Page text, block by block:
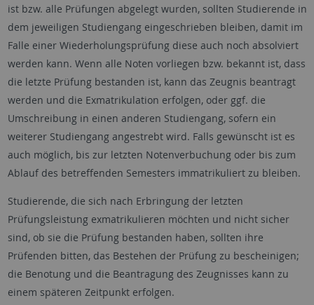
ist bzw. alle Prüfungen abgelegt wurden, sollten Studierende in
dem jeweiligen Studiengang eingeschrieben bleiben, damit im
Falle einer Wiederholungsprüfung diese auch noch absolviert
werden kann. Wenn alle Noten vorliegen bzw. bekannt ist, dass
die letzte Prüfung bestanden ist, kann das Zeugnis beantragt
werden und die Exmatrikulation erfolgen, oder ggf. die
Umschreibung in einen anderen Studiengang, sofern ein
weiterer Studiengang angestrebt wird. Falls gewünscht ist es
auch möglich, bis zur letzten Notenverbuchung oder bis zum
Ablauf des betreffenden Semesters immatrikuliert zu bleiben.
Studierende, die sich nach Erbringung der letzten
Prüfungsleistung exmatrikulieren möchten und nicht sicher
sind, ob sie die Prüfung bestanden haben, sollten ihre
Prüfenden bitten, das Bestehen der Prüfung zu bescheinigen;
die Benotung und die Beantragung des Zeugnisses kann zu
einem späteren Zeitpunkt erfolgen.